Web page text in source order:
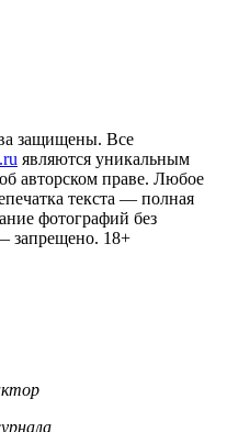
защищены. Все
являются уникальным
авторском праве. Любое
текста — полная
фотографий без
запрещено. 18+